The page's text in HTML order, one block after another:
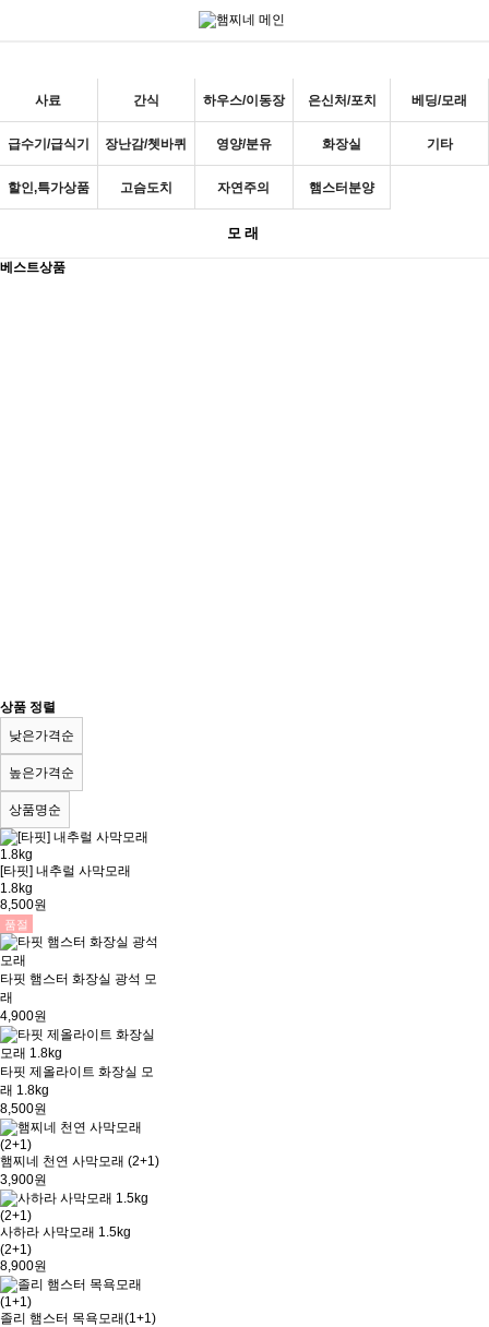
사료 간식 하우스/이동장 은신처/포치 베딩/모래
급수기/급식기 장난감/쳇바퀴 영양/분유 화장실 기타
할인,특가상품 고슴도치 자연주의 햄스터분양
모래
베스트상품
상품 정렬
낮은가격순
높은가격순
상품명순
[타핏] 내추럴 사막모래
1.8kg
8,500원
품절
타핏 햄스터 화장실 광석 모
래
4,900원
타핏 제올라이트 화장실 모
래 1.8kg
8,500원
햄찌네 천연 사막모래 (2+1)
3,900원
사하라 사막모래 1.5kg
(2+1)
8,900원
졸리 햄스터 목욕모래(1+1)